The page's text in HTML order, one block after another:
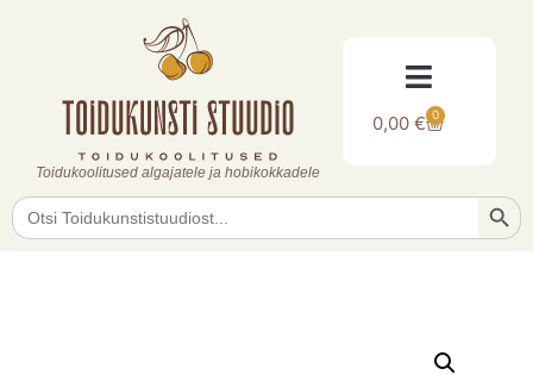
Toidukoolitused algajatele ja hobikokkadele
0,00€ 0
Search
for: